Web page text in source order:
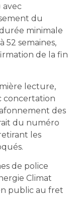
avec
du
minimale
52 semaines,
de la fin
lecture,
concertation
des
du numéro
les
de police
Climat
public au fret